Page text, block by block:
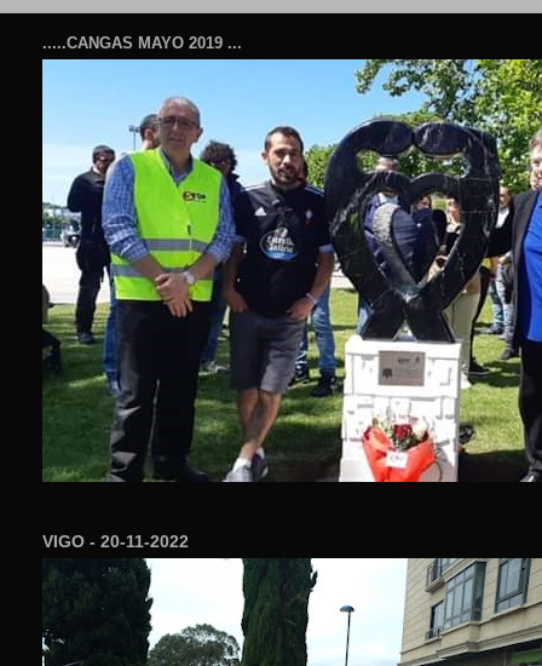
.....CANGAS MAYO 2019 ...
VIGO - 20-11-2022